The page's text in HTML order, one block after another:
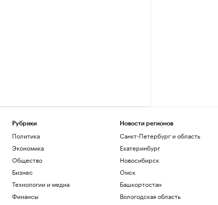
Рубрики
Политика
Экономика
Общество
Бизнес
Технологии и медиа
Финансы
Новости регионов
Санкт-Петербург и область
Екатеринбург
Новосибирск
Омск
Башкортостан
Вологодская область